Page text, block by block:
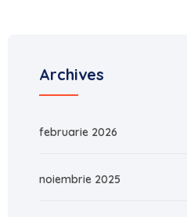
Archives
februarie 2026
noiembrie 2025